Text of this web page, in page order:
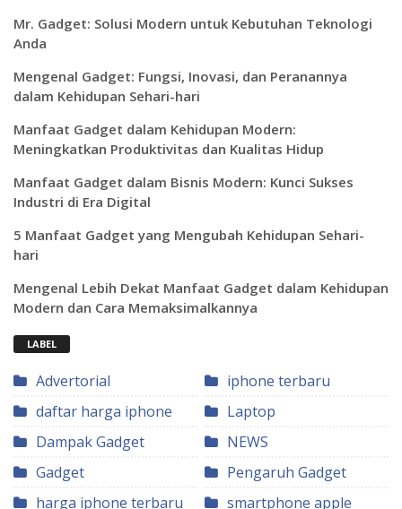
Mr. Gadget: Solusi Modern untuk Kebutuhan Teknologi
Anda
Mengenal Gadget: Fungsi, Inovasi, dan Peranannya
dalam Kehidupan Sehari-hari
Manfaat Gadget dalam Kehidupan Modern:
Meningkatkan Produktivitas dan Kualitas Hidup
Manfaat Gadget dalam Bisnis Modern: Kunci Sukses
Industri di Era Digital
5 Manfaat Gadget yang Mengubah Kehidupan Sehari-
hari
Mengenal Lebih Dekat Manfaat Gadget dalam Kehidupan
Modern dan Cara Memaksimalkannya
LABEL
Advertorial
daftar harga iphone
Dampak Gadget
Gadget
harga iphone terbaru
iphone terbaru
Laptop
NEWS
Pengaruh Gadget
smartphone apple